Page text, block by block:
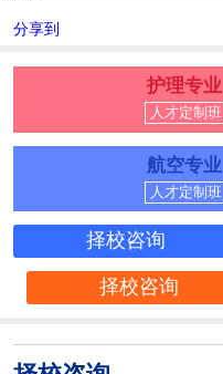
分享到
护理专业
人才定制班
航空专业
人才定制班
择校咨询
择校咨询